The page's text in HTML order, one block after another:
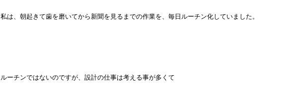
私は、朝起きて歯を磨いてから新聞を見るまでの作業を、毎日ルーチン化していました。
ルーチンではないのですが、設計の仕事は考える事が多くて